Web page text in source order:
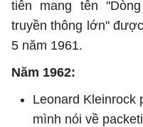
tiên mang tên
truyền thông lớn"
5 năm 1961.
Năm 1962:
Leonard Kleinrock
mình nói về